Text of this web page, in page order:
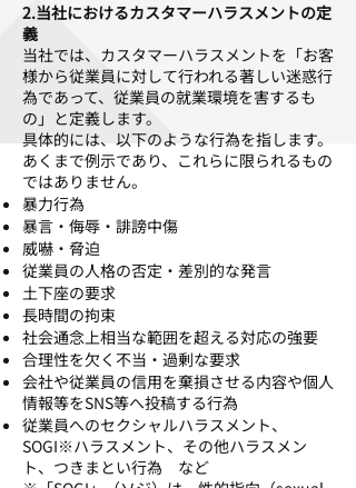
2.当社におけるカスタマーハラスメントの定
義
当社では、カスタマーハラスメントを「お客
様から従業員に対して行われる著しい迷惑行
為であって、従業員の就業環境を害するも
の」と定義します。
具体的には、以下のような行為を指します。
あくまで例示であり、これらに限られるもの
ではありません。
暴力行為
暴言・侮辱・誹謗中傷
威嚇・脅迫
従業員の人格の否定・差別的な発言
土下座の要求
長時間の拘束
社会通念上相当な範囲を超える対応の強要
合理性を欠く不当・過剰な要求
会社や従業員の信用を棄損させる内容や個人
情報等をSNS等へ投稿する行為
従業員へのセクシャルハラスメント、
SOGI※ハラスメント、その他ハラスメン
ト、つきまとい行為 など